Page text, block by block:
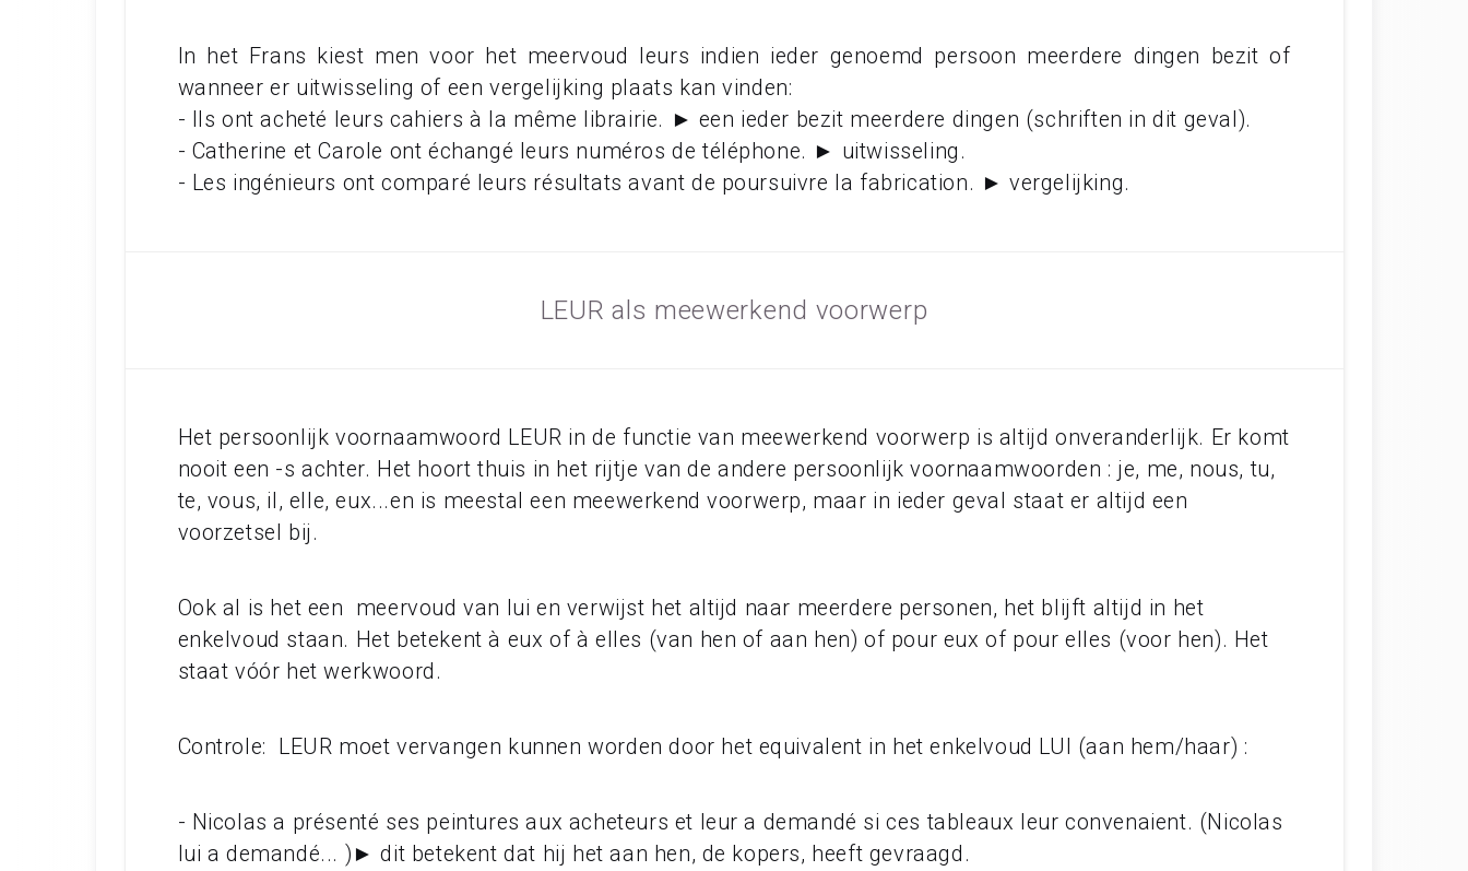
In het Frans kiest men voor het meervoud leurs indien ieder genoemd persoon meerdere dingen bezit of
wanneer er uitwisseling of een vergelijking plaats kan vinden:
- Ils ont acheté leurs cahiers à la même librairie. ► een ieder bezit meerdere dingen (schriften in dit geval).
- Catherine et Carole ont échangé leurs numéros de téléphone. ► uitwisseling.
- Les ingénieurs ont comparé leurs résultats avant de poursuivre la fabrication. ► vergelijking.
LEUR als meewerkend voorwerp
Het persoonlijk voornaamwoord LEUR in de functie van meewerkend voorwerp is altijd onveranderlijk. Er komt
nooit een -s achter. Het hoort thuis in het rijtje van de andere persoonlijk voornaamwoorden : je, me, nous, tu,
te, vous, il, elle, eux...en is meestal een meewerkend voorwerp, maar in ieder geval staat er altijd een
voorzetsel bij.
Ook al is het een meervoud van lui en verwijst het altijd naar meerdere personen, het blijft altijd in het
enkelvoud staan. Het betekent à eux of à elles (van hen of aan hen) of pour eux of pour elles (voor hen). Het
staat vóór het werkwoord.
Controle: LEUR moet vervangen kunnen worden door het equivalent in het enkelvoud LUI (aan hem/haar) :
- Nicolas a présenté ses peintures aux acheteurs et leur a demandé si ces tableaux leur convenaient. (Nicolas
lui a demandé... )► dit betekent dat hij het aan hen, de kopers, heeft gevraagd.